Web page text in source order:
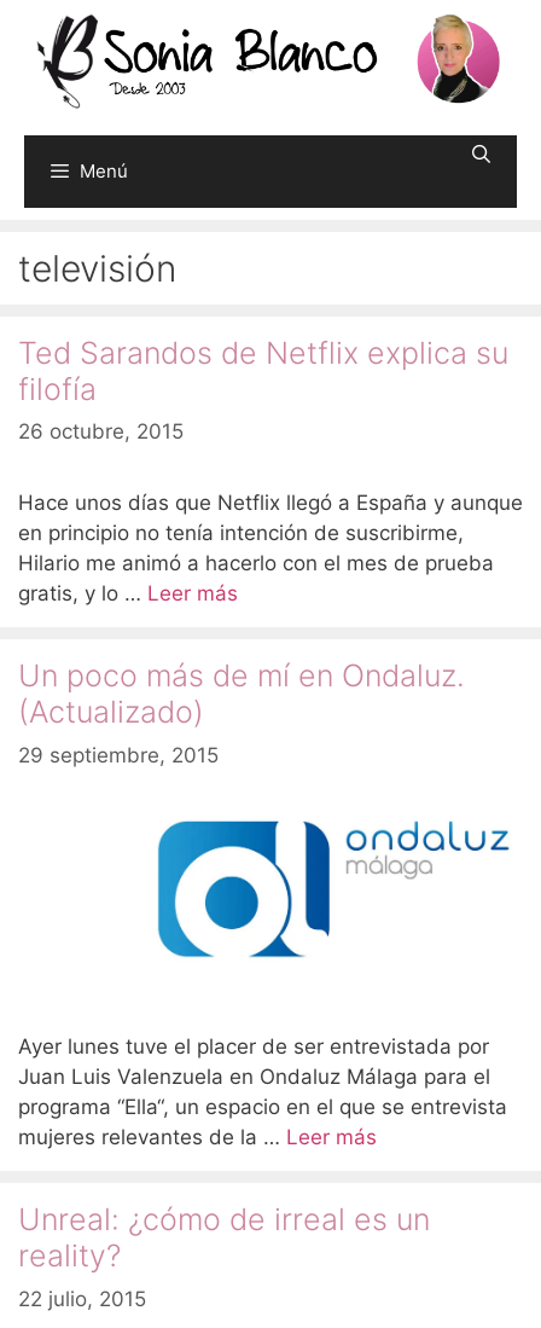
contenido
Menú
televisión
Ted Sarandos de Netflix explica su
filofía
26 octubre, 2015
Hace unos días que Netflix llegó a España y aunque
en principio no tenía intención de suscribirme,
Hilario me animó a hacerlo con el mes de prueba
gratis, y lo … Leer más
Un poco más de mí en Ondaluz.
(Actualizado)
29 septiembre, 2015
Ayer lunes tuve el placer de ser entrevistada por
Juan Luis Valenzuela en Ondaluz Málaga para el
programa “Ella“, un espacio en el que se entrevista
mujeres relevantes de la … Leer más
Unreal: ¿cómo de irreal es un
reality?
22 julio, 2015